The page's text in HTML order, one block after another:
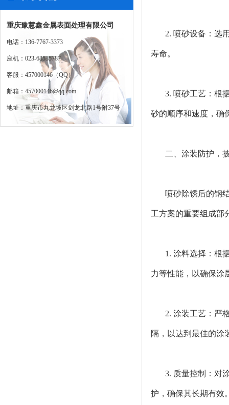
重庆豫慧鑫金属表面处理有限公司
电话：136-7767-3373
座机：023-68535787
客服：457000146（QQ）
邮箱：457000146@qq.com
地址：重庆市九龙坡区剑龙北路1号附37号
2. 喷砂设备：选
寿命。
3. 喷砂工艺：根
砂的顺序和速度，确
二、涂装防护，
喷砂除锈后的钢
工方案的重要组成部
1. 涂料选择：根
力等性能，以确保涂
2. 涂装工艺：严
隔，以达到最佳的涂
3. 质量控制：对
护，确保其长期有效